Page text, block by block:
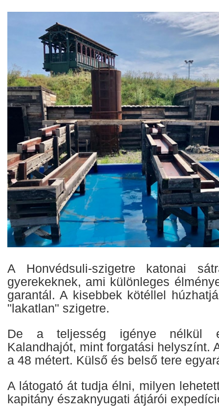
A Honvédsuli-szigetre katonai
gyerekeknek, ami különleges
garantál. A kisebbek kötéllel
"lakatlan" szigetre.
De a teljesség igénye nélkül
Kalandhajót, mint forgatási helyszínt.
a 48 métert. Külső és belső tere
A látogató át tudja élni, milyen
kapitány északnyugati átjárói